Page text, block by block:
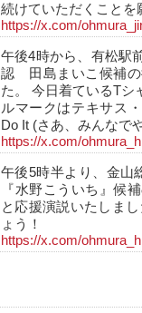
続けていただくことを
https://x.com/
午後4時から、有松駅
認 田島まいこ候補の
た。 今日着ているTシ
ルマークはテキサス
Do It (さあ、みんな
https://x.com/
午後5時半より、金山
『水野こういち』候
と応援演説いたしま
ょう！
https://x.com/